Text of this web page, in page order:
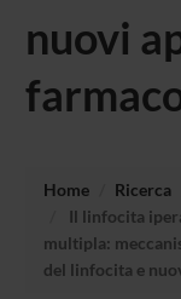
nuovi
Home Ricerca
Il linfocita
multipla:
del linfocita e